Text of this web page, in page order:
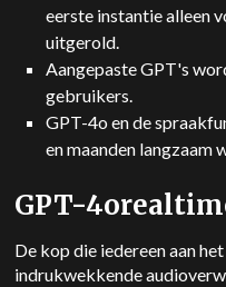
eerste instantie alleen
uitgerold.
Aangepaste GPT's
gebruikers.
GPT-4o en de
en maanden langzaam
GPT-4o
De kop die iedereen aan
indrukwekkende